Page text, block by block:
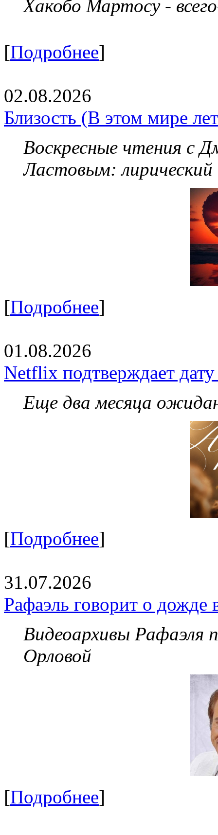
Хакобо Мартосу -
[Подробнее]
02.08.2026
Близость (В этом мире
Воскресные чтения с
Ластовым:
[Подробнее]
01.08.2026
Netflix подтверждает
Еще два месяца
[Подробнее]
31.07.2026
Рафаэль говорит о дожде
Видеоархивы Рафаэля
Орловой
[Подробнее]